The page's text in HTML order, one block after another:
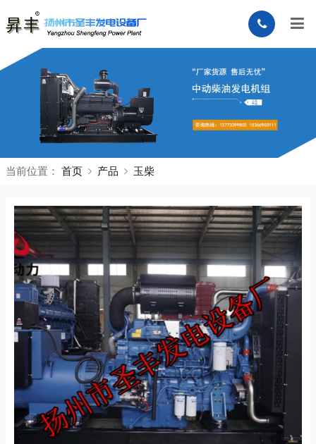
当前位置： 首页 产品 玉柴